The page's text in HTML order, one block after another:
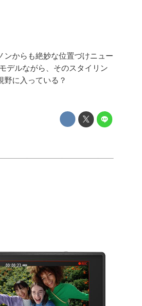
ンからも絶妙な位置づけニュー
デルながら、そのスタイリン
野に入っている？